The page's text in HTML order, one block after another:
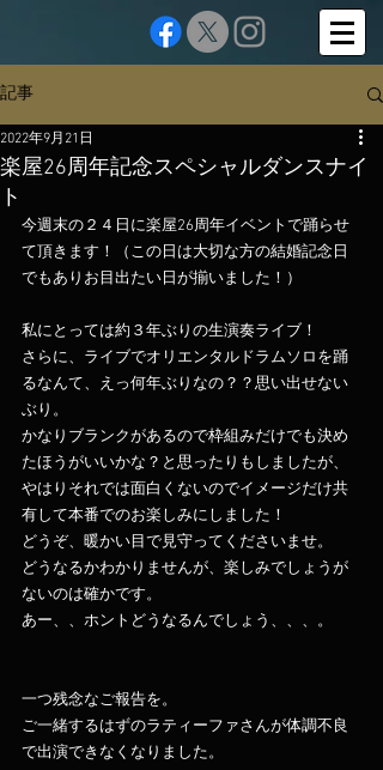
記事
楽屋26周年記念スペシャルダンスナイ
ト
2022年9月21日
今週末の２４日に楽屋26周年イベントで踊らせ
て頂きます！（この日は大切な方の結婚記念日
でもありお目出たい日が揃いました！）
私にとっては約３年ぶりの生演奏ライブ！
さらに、ライブでオリエンタルドラムソロを踊
るなんて、えっ何年ぶりなの？？思い出せない
ぶり。
かなりブランクがあるので枠組みだけでも決め
たほうがいいかな？と思ったりもしましたが、
やはりそれでは面白くないのでイメージだけ共
有して本番でのお楽しみにしました！
どうぞ、暖かい目で見守ってくださいませ。
どうなるかわかりませんが、楽しみでしょうが
ないのは確かです。
あー、、ホントどうなるんでしょう、、、。
一つ残念なご報告を。
ご一緒するはずのラティーファさんが体調不良
で出演できなくなりました。